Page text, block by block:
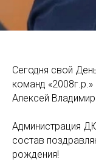
Сегодня свой
команд
Алексей
Администрация
состав
рождения!